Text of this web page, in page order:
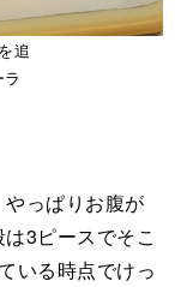
追
っぱりお腹が
3ピースでそこ
いる時点でけっ